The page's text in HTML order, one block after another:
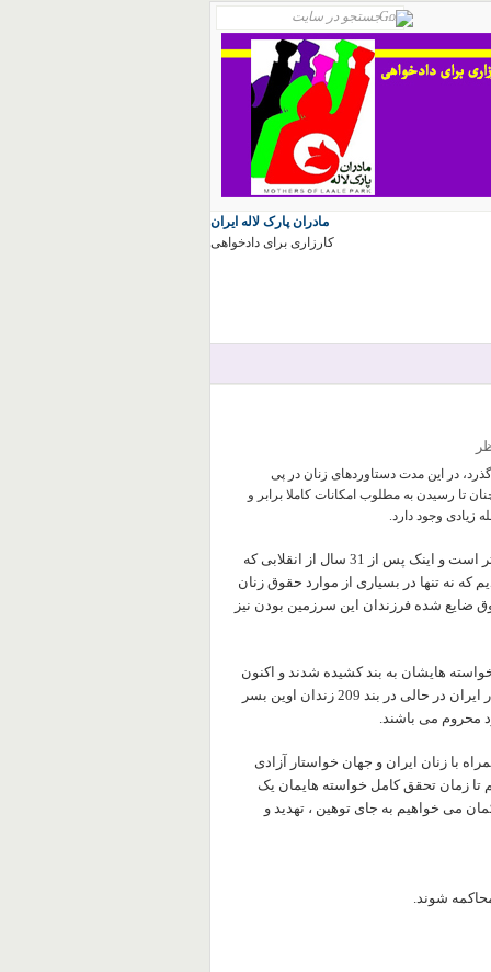
مادران پارک لاله ایران
کارزاری برای دادخواهی
گذرد، در اين مدت دستاوردهای زنان در پی
تا رسیدن به مطلوب امکانات کاملا برابر و
زیادی وجود دارد.
در این میان اما شرح خشونت ها و تبعیض ها در ایران ما بسی غم بارتر است و اینک پس از 31 سال از انقلابی که
که نه تنها در بسیاری از موارد حقوق زنان
ضایع شده فرزندان این سرزمین بودن نیز
پیگیری خواسته هایشان به بند کشیده شدند و اکنون
که در آستانه روز زن قرار داریم بار دیگر 5 تن از حامیان مادران عزادار ايران در حالی در بند 209 زندان اوین بسر
محروم می باشند.
با زنان ايران و جهان خواستار آزادی
تا زمان تحقق کامل خواسته هایمان یک
می خواهیم به جای توهین ، تهدید و